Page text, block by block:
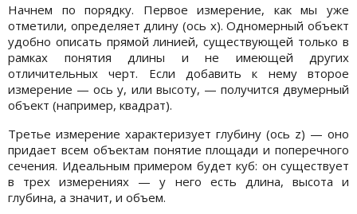
Начнем по порядку. Первое измерение, как мы уже
отметили, определяет длину (ось x). Одномерный объект
удобно описать прямой линией, существующей только в
рамках понятия длины и не имеющей других
отличительных черт. Если добавить к нему второе
измерение — ось y, или высоту, — получится двумерный
объект (например, квадрат).
Третье измерение характеризует глубину (ось z) — оно
придает всем объектам понятие площади и поперечного
сечения. Идеальным примером будет куб: он существует
в трех измерениях — у него есть длина, высота и
глубина, а значит, и объем.